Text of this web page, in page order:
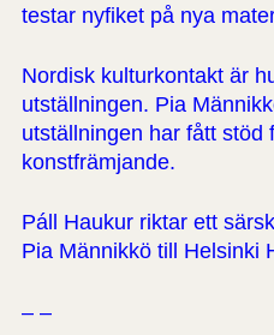
testar nyfiket på nya
Nordisk kulturkontakt är
utställningen. Pia
utställningen har fått stöd
konstfrämjande.
Páll Haukur riktar ett
Pia Männikkö till Helsinki
– –